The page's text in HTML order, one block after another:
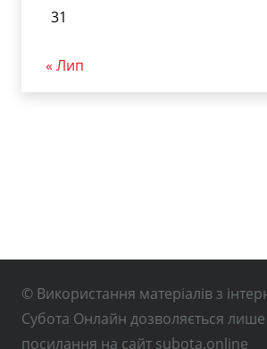
31
« Лип
© Використання матеріалів з
Субота Онлайн дозволяється
посилання на сайт subota.online